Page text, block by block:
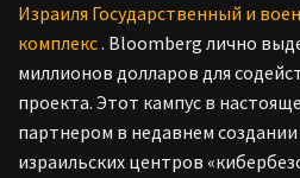
Израиля Государственный и
комплекс. Bloomberg лично
миллионов долларов для
проекта. Этот кампус в
партнером в недавнем
израильских центров